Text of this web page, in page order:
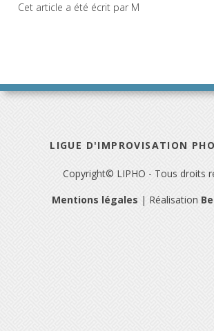
Cet article a été écrit par M
LIGUE D'IMPROVISATION
Copyright© LIPHO - Tous droits
Mentions légales | Réalisation